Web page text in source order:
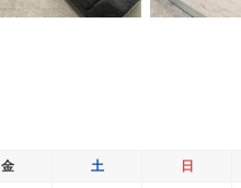
金 土 日